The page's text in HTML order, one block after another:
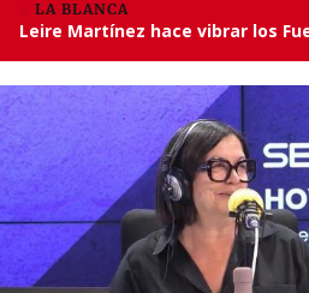
LA BLANCA
Leire Martínez hace vibrar los